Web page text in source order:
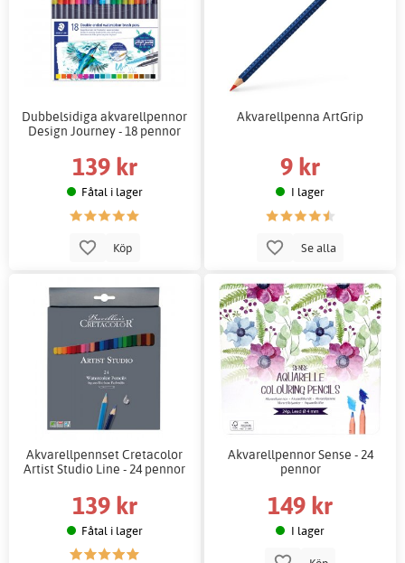
Dubbelsidiga akvarellpennor
Design Journey - 18 pennor
139 kr
Fåtal i lager
Köp
Akvarellpenna ArtGrip
9 kr
I lager
Se alla
Akvarellpennset Cretacolor
Artist Studio Line - 24 pennor
139 kr
Fåtal i lager
Akvarellpennor Sense - 24
pennor
149 kr
I lager